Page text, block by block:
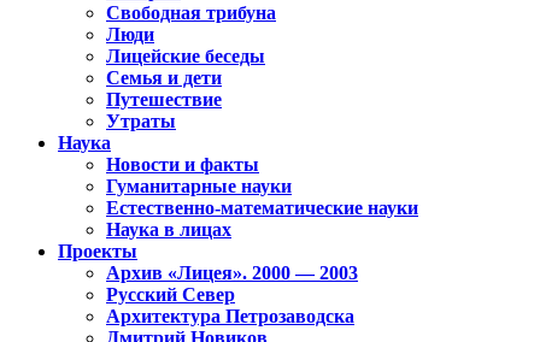
Свободная трибуна
Люди
Лицейские беседы
Семья и дети
Путешествие
Утраты
Наука
Новости и факты
Гуманитарные науки
Естественно-математические науки
Наука в лицах
Проекты
Архив «Лицея». 2000 — 2003
Русский Север
Архитектура Петрозаводска